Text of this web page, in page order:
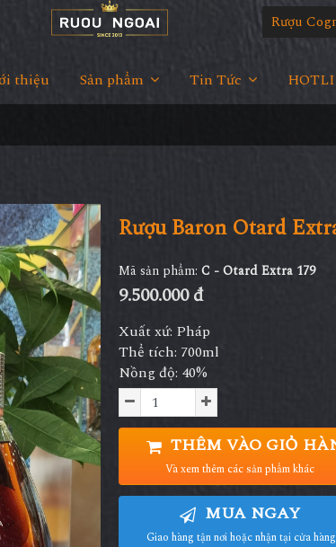
Rượu
thiệu Sản phẩm Tin Tức
Rượu Baron Otard
Mã sản phẩm: C - Otard Extra 179
9.500.000 đ
Xuất xứ: Pháp
Thể tích: 700ml
Nồng độ: 40%
THÊM VÀO GIỎ
Và xem thêm các sản phẩm khác
MUA NGAY
Giao hàng tận nơi hoặc nhận tại cửa hàng